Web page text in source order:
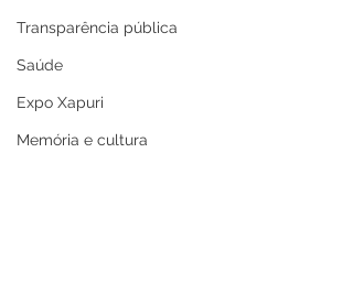
Transparência pública
Saúde
Expo Xapuri
Memória e cultura